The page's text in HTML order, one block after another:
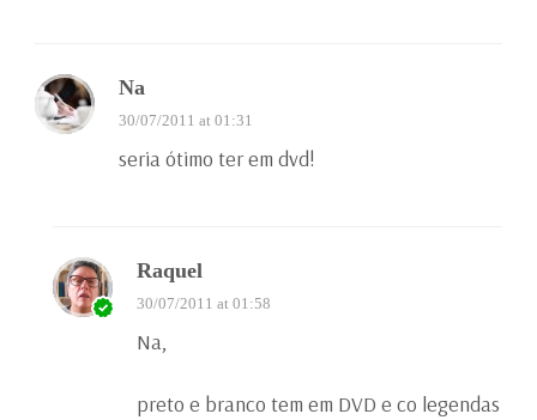
Na
30/07/2011 at 01:31
seria ótimo ter em dvd!
Raquel
30/07/2011 at 01:58
Na,
preto e branco tem em DVD e co legendas